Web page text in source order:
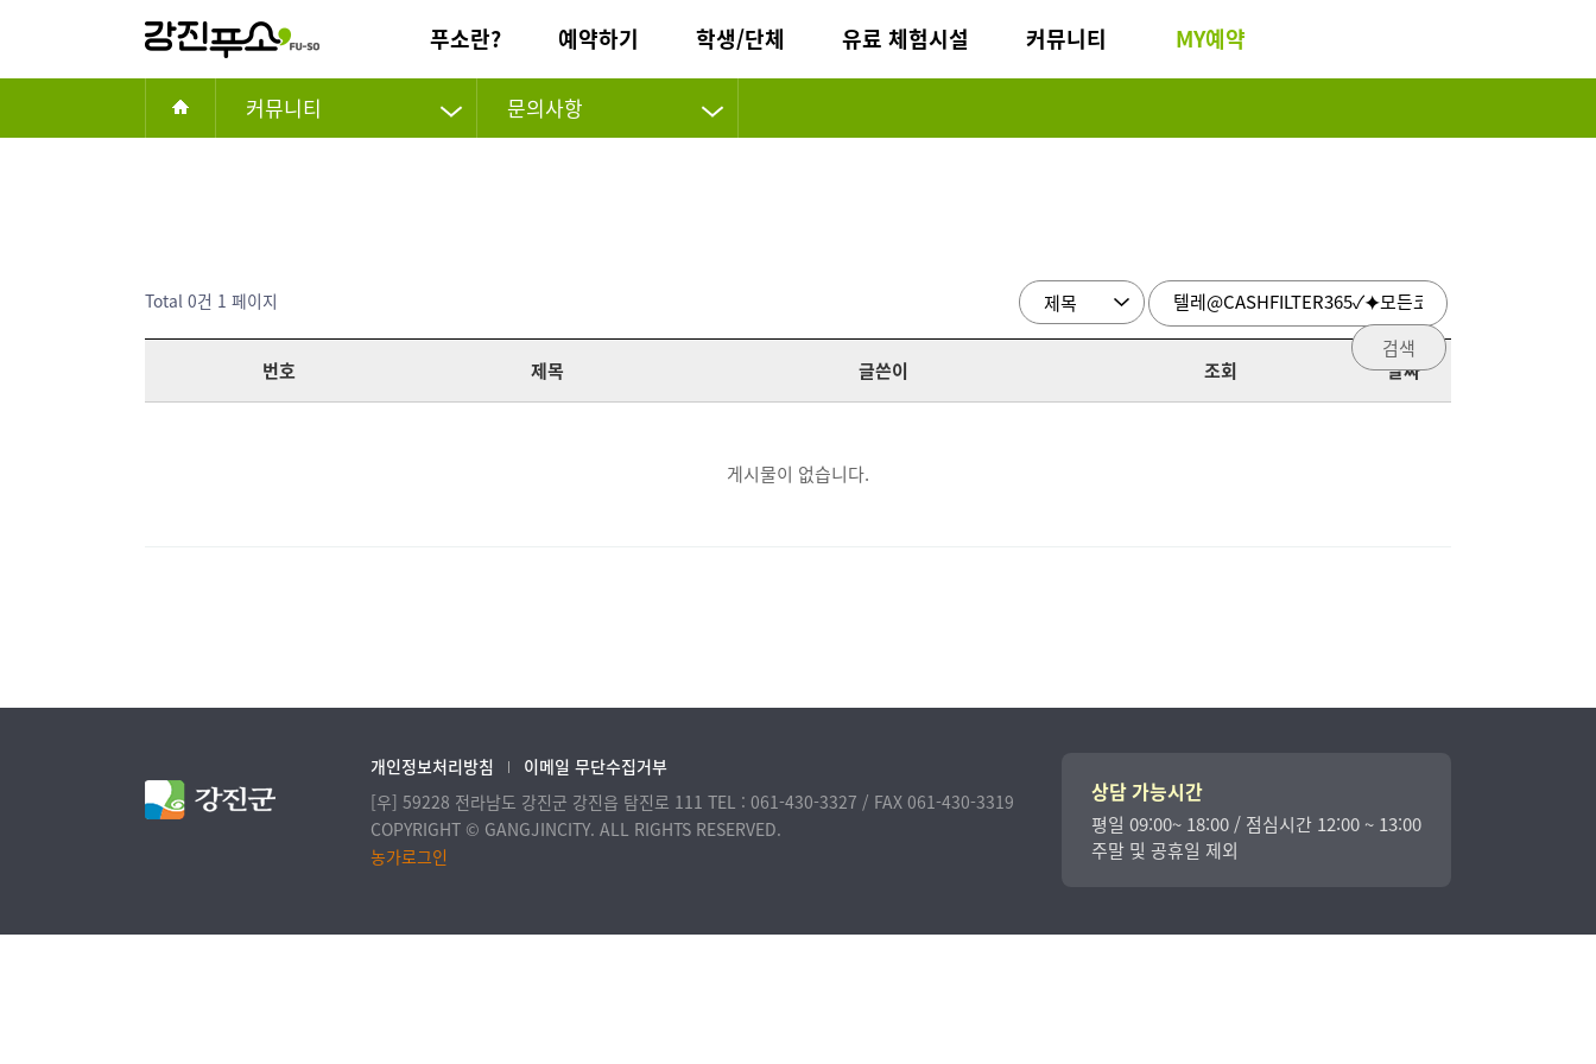
푸소란? 예약하기 학생/단체 유료 체험시설 커뮤니티 MY예약
커뮤니티 문의사항
Total 0건 1 페이지
검색
번호
제목 글쓴이 조회 날짜
게시물이 없습니다.
개인정보처리방침
이메일 무단수집거부
[우] 59228 전라남도 강진군 강진읍 탐진로 111 TEL : 061-430-3327 / FAX 061-430-3319
COPYRIGHT © GANGJINCITY. ALL RIGHTS RESERVED.
농가로그인
상담 가능시간
평일 09:00~ 18:00 / 점심시간 12:00 ~ 13:00
주말 및 공휴일 제외